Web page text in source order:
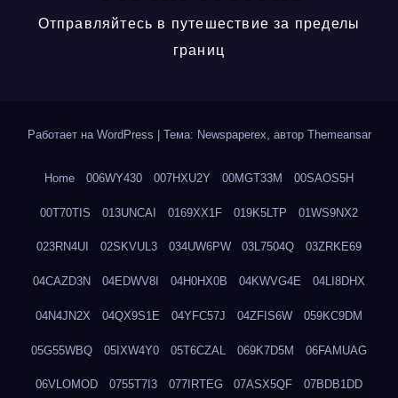
Отправляйтесь в путешествие за пределы
границ
Работает на WordPress Тема: Newspaperex, автор Themeansar
Home 006WY430 007HXU2Y 00MGT33M 00SAOS5H
00T70TIS 013UNCAI 0169XX1F 019K5LTP 01WS9NX2
023RN4UI 02SKVUL3 034UW6PW 03L7504Q 03ZRKE69
04CAZD3N 04EDWV8I 04H0HX0B 04KWVG4E 04LI8DHX
04N4JN2X 04QX9S1E 04YFC57J 04ZFIS6W 059KC9DM
05G55WBQ 05IXW4Y0 05T6CZAL 069K7D5M 06FAMUAG
06VLOMOD 0755T7I3 077IRTEG 07ASX5QF 07BDB1DD